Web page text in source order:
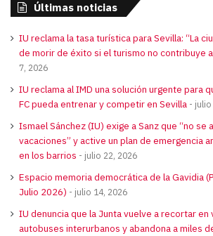
Últimas noticias
IU reclama la tasa turística para Sevilla: “La
de morir de éxito si el turismo no contribuye
7, 2026
IU reclama al IMD una solución urgente para
FC pueda entrenar y competir en Sevilla
julio
Ismael Sánchez (IU) exige a Sanz que “no se
vacaciones” y active un plan de emergencia
en los barrios
julio 22, 2026
Espacio memoria democrática de la Gavidia
Julio 2026)
julio 14, 2026
IU denuncia que la Junta vuelve a recortar
autobuses interurbanos y abandona a miles